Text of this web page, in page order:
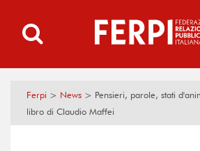
Ferpi > News > Pensieri, parole, stati
libro di Claudio Maffei